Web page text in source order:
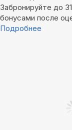
Забронируйте до
бонусами после
Подробнее